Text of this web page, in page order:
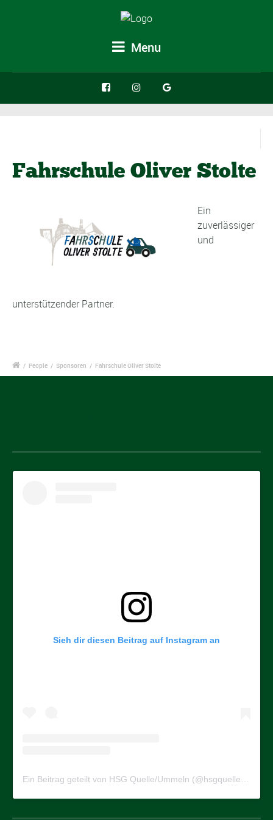
Menu
Fahrschule Oliver Stolte
Ein
zuverlässiger
und
unterstützender Partner.
/ People / Sponsoren / Fahrschule Oliver Stolte
Sieh dir diesen Beitrag auf Instagram an